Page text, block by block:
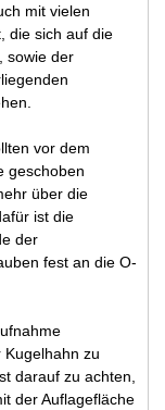
mit vielen
die sich auf die
sowie der
vor dem
geschoben
über die
ist die
der
fest an die O-
zu
darauf zu achten,
der Auflagefläche